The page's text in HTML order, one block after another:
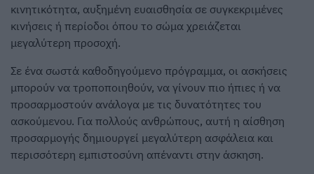
κινητικότητα, αυξημένη ευαισθησία σε συγκεκριμένες
κινήσεις ή περίοδοι όπου το σώμα χρειάζεται
μεγαλύτερη προσοχή.
Σε ένα σωστά καθοδηγούμενο πρόγραμμα, οι ασκήσεις
μπορούν να τροποποιηθούν, να γίνουν πιο ήπιες ή να
προσαρμοστούν ανάλογα με τις δυνατότητες του
ασκούμενου. Για πολλούς ανθρώπους, αυτή η αίσθηση
προσαρμογής δημιουργεί μεγαλύτερη ασφάλεια και
περισσότερη εμπιστοσύνη απέναντι στην άσκηση.